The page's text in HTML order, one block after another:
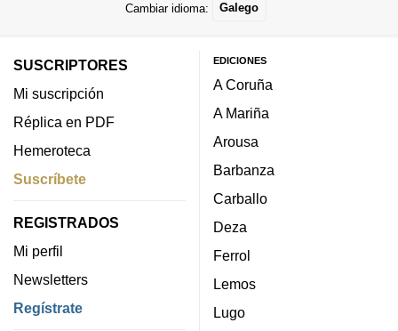
Cambiar idioma: Galego
SUSCRIPTORES
Mi suscripción
Réplica en PDF
Hemeroteca
Suscríbete
REGISTRADOS
Mi perfil
Newsletters
Regístrate
EDICIONES
A Coruña
A Mariña
Arousa
Barbanza
Carballo
Deza
Ferrol
Lemos
Lugo